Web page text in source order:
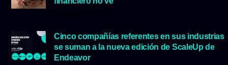
Cinco compañías referentes en sus industrias
se suman a la nueva edición de ScaleUp de
Endeavor